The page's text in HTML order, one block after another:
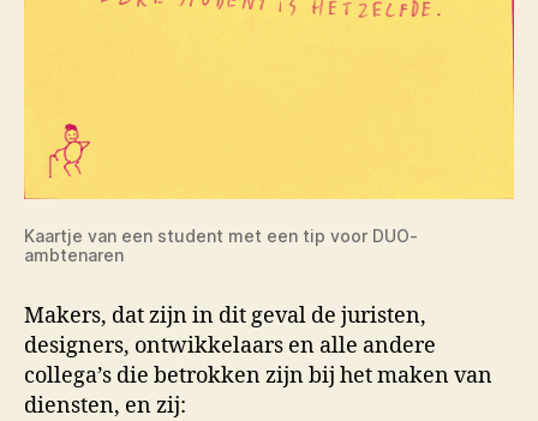
Kaartje van een student met een tip voor DUO-
ambtenaren
Makers, dat zijn in dit geval de juristen,
designers, ontwikkelaars en alle andere
collega’s die betrokken zijn bij het maken van
diensten, en zij: